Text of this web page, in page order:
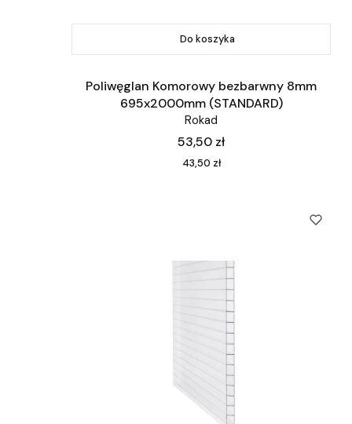
Do koszyka
Poliwęglan Komorowy bezbarwny 8mm
695x2000mm (STANDARD)
Rokad
Cena
53,50 zł
Cena
43,50 zł